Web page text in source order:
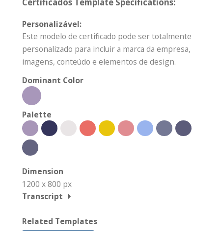
Personalizável:
Este modelo de certificado pode ser totalmente
personalizado para incluir a marca da empresa,
imagens, conteúdo e elementos de design.
Dominant Color
Palette
Dimension
1200 x 800 px
Transcript
Related Templates